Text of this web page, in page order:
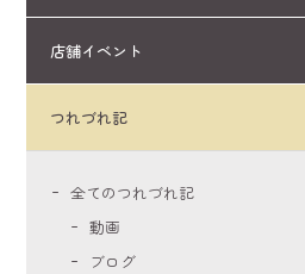
店舗イベント
つれづれ記
全てのつれづれ記
動画
ブログ